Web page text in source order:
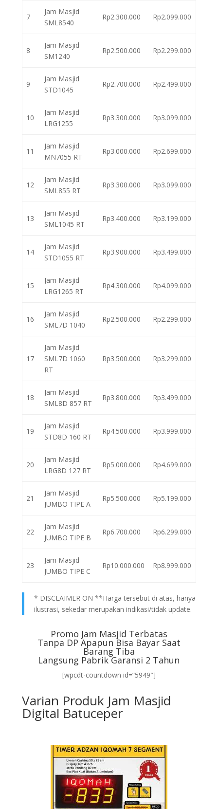
7
Jam Masjid
SML8540
Rp2.300.000 Rp2.099.000
8
Jam Masjid
SM1240
Rp2.500.000 Rp2.299.000
9
Jam Masjid
STD1045
Rp2.700.000 Rp2.499.000
10
Jam Masjid
LRG1255
Rp3.300.000 Rp3.099.000
11
Jam Masjid
MN7055 RT
Rp3.000.000 Rp2.699.000
12
Jam Masjid
SML855 RT
Rp3.300.000 Rp3.099.000
13
Jam Masjid
SML1045 RT
Rp3.400.000 Rp3.199.000
14
Jam Masjid
STD1055 RT
Rp3.900.000 Rp3.499.000
15
Jam Masjid
LRG1265 RT
Rp4.300.000 Rp4.099.000
16
Jam Masjid
SML7D 1040
Rp2.500.000 Rp2.299.000
17
Jam Masjid
SML7D 1060
RT
Rp3.500.000 Rp3.299.000
18
Jam Masjid
SML8D 857 RT
Rp3.800.000 Rp3.499.000
19
Jam Masjid
STD8D 160 RT
Rp4.500.000 Rp3.999.000
20
Jam Masjid
LRG8D 127 RT
Rp5.000.000 Rp4.699.000
21
Jam Masjid
JUMBO TIPE A
Rp5.500.000 Rp5.199.000
22
Jam Masjid
JUMBO TIPE B
Rp6.700.000 Rp6.299.000
23
Jam Masjid
JUMBO TIPE C
Rp10.000.000 Rp8.999.000
* DISCLAIMER ON **Harga tersebut di atas, hanya
ilustrasi, sekedar merupakan indikasi/tidak update.
Promo Jam Masjid Terbatas
Tanpa DP Apapun Bisa Bayar Saat
Barang Tiba
Langsung Pabrik Garansi 2 Tahun
[wpcdt-countdown id=”5949″]
Varian Produk Jam Masjid
Digital Batuceper